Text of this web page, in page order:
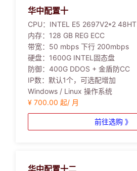
华中配置十
CPU： INTEL E5 2697V2*2 48HT
内存： 128 GB REG ECC
带宽： 50 mbps 下行 200mbps
硬盘： 1600G INTEL固态盘
防御： 400G DDOS + 金盾防CC
IP数： 默认1个，可选配增加
Windows / Linux 操作系统
¥ 700.00 起/ 月
前往选购 》
华中配置十二